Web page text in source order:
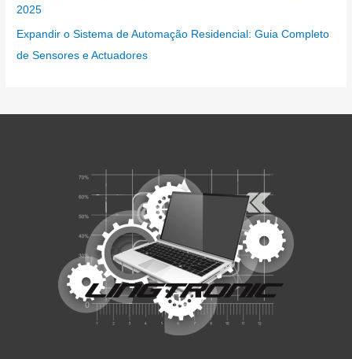
2025
Expandir o Sistema de Automação Residencial: Guia Completo
de Sensores e Actuadores